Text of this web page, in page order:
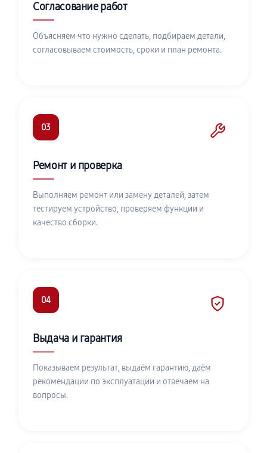
Согласование работ
Объясняем что нужно сделать, подбираем детали,
согласовываем стоимость, сроки и план ремонта.
03
Ремонт и проверка
Выполняем ремонт или замену деталей, затем
тестируем устройство, проверяем функции и
качество сборки.
04
Выдача и гарантия
Показываем результат, выдаём гарантию, даём
рекомендации по эксплуатации и отвечаем на
вопросы.